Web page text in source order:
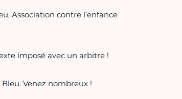
Association contre l’enfance
imposé avec un arbitre !
Venez nombreux !